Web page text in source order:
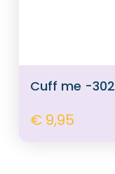
Cuff me -302
€ 9,95